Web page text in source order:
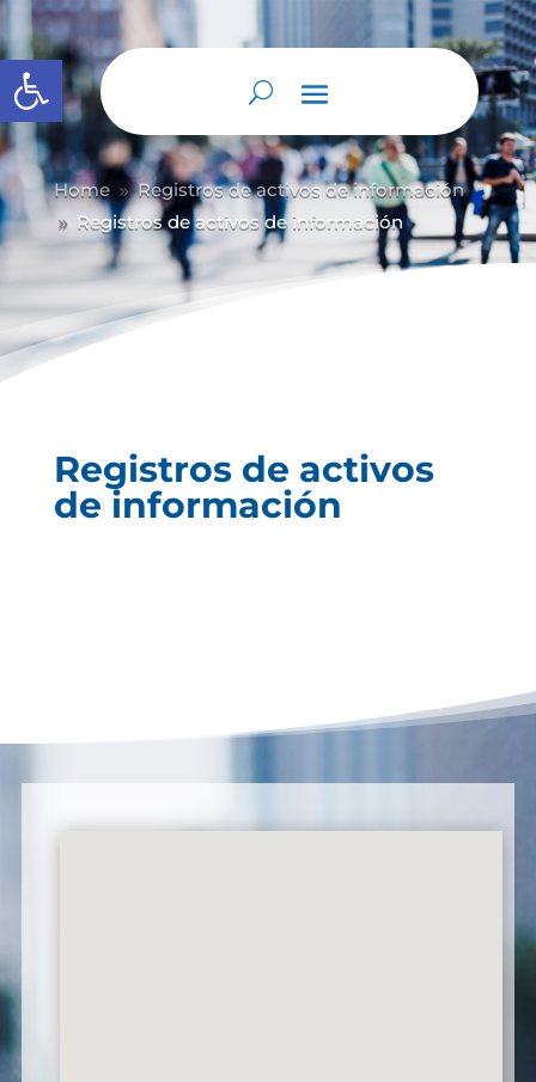
Abrir barra de herramientas
Home 9 Registros de activos de información
9 Registros de activos de información
Registros de activos
de información